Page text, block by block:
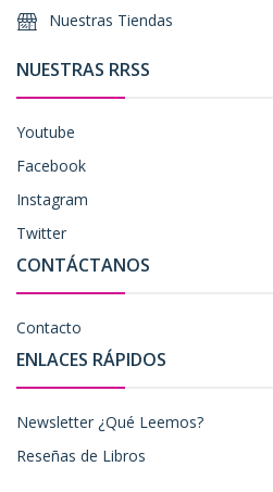
Nuestras Tiendas
NUESTRAS RRSS
Youtube
Facebook
Instagram
Twitter
CONTÁCTANOS
Contacto
ENLACES RÁPIDOS
Newsletter ¿Qué Leemos?
Reseñas de Libros